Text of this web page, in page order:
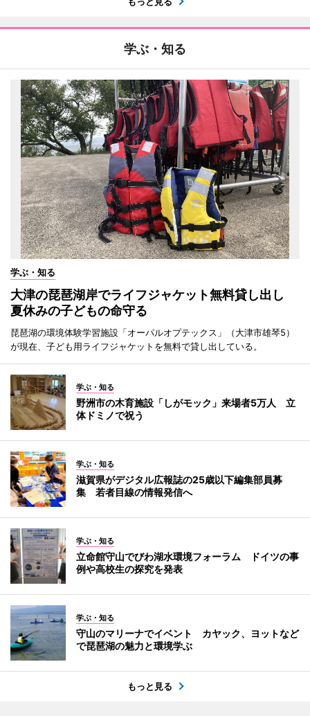
学ぶ・知る
学ぶ・知る
大津の琵琶湖岸でライフジャケット無料貸し出し
夏休みの子どもの命守る
琵琶湖の環境体験学習施設「オーパルオプテックス」（大津市雄琴5）
が現在、子ども用ライフジャケットを無料で貸し出している。
学ぶ・知る
野洲市の木育施設「しがモック」来場者5万人 立
体ドミノで祝う
学ぶ・知る
滋賀県がデジタル広報誌の25歳以下編集部員募
集 若者目線の情報発信へ
学ぶ・知る
立命館守山でびわ湖水環境フォーラム ドイツの事
例や高校生の探究を発表
学ぶ・知る
守山のマリーナでイベント カヤック、ヨットなど
で琵琶湖の魅力と環境学ぶ
もっと見る